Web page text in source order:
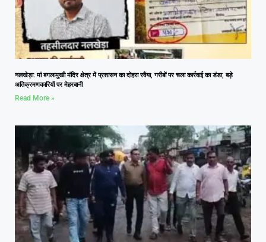
नलखेड़ा: मां बगलामुखी मंदिर क्षेत्र में प्रशासन का दोहरा रवैया, गरीबों पर चला कार्रवाई का डंडा, बड़े
अतिक्रमणकारियों पर मेहरबानी
Read More »